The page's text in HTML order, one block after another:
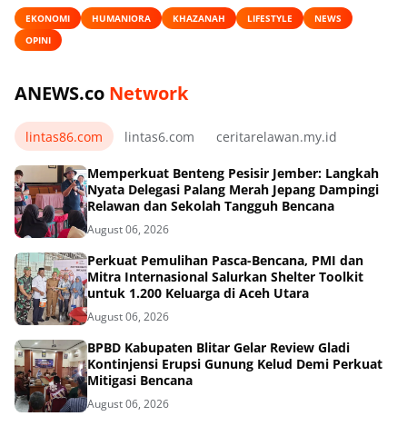
EKONOMI HUMANIORA KHAZANAH LIFESTYLE
NEWS
OPINI
ANEWS.co Network
lintas86.com lintas6.com ceritarelawan.my.id
Memperkuat Benteng Pesisir Jember: Langkah
Nyata Delegasi Palang Merah Jepang Dampingi
Relawan dan Sekolah Tangguh Bencana
August 06, 2026
Perkuat Pemulihan Pasca-Bencana, PMI dan
Mitra Internasional Salurkan Shelter Toolkit
untuk 1.200 Keluarga di Aceh Utara
August 06, 2026
BPBD Kabupaten Blitar Gelar Review Gladi
Kontinjensi Erupsi Gunung Kelud Demi Perkuat
Mitigasi Bencana
August 06, 2026